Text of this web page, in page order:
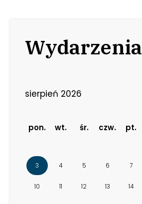
Wydarzenia
sierpień 2026
pon. wt. śr. czw. pt.
3 4 5 6 7
10 11 12 13 14